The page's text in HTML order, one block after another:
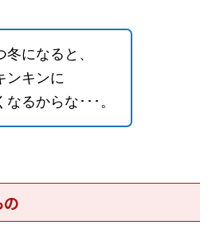
冬になると、
ンキンに
なるからな･･･。